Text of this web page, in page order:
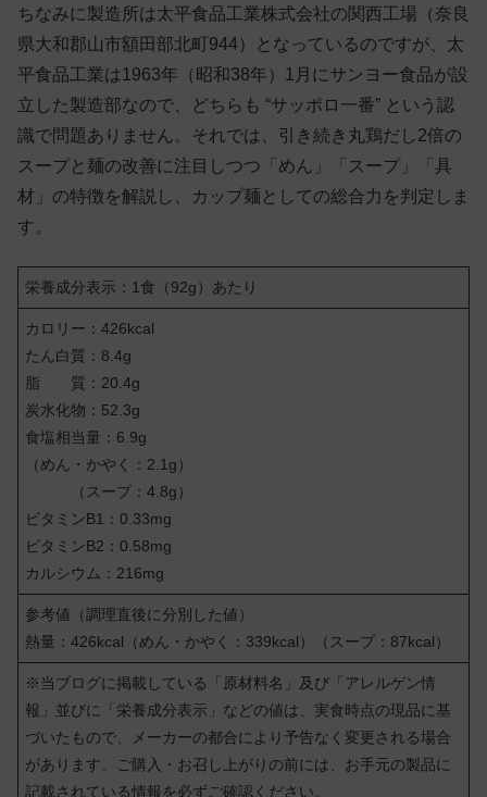
ちなみに製造所は太平食品工業株式会社の関西工場（奈良
県大和郡山市額田部北町944）となっているのですが、太
平食品工業は1963年（昭和38年）1月にサンヨー食品が設
立した製造部なので、どちらも “サッポロ一番” という認
識で問題ありません。それでは、引き続き丸鶏だし2倍の
スープと麺の改善に注目しつつ「めん」「スープ」「具
材」の特徴を解説し、カップ麺としての総合力を判定しま
す。
栄養成分表示：1食（92g）あたり
カロリー：426kcal
たん白質：8.4g
脂 質：20.4g
炭水化物：52.3g
食塩相当量：6.9g
（めん・かやく：2.1g）
（スープ：4.8g）
ビタミンB1：0.33mg
ビタミンB2：0.58mg
カルシウム：216mg
参考値（調理直後に分別した値）
熱量：426kcal（めん・かやく：339kcal）（スープ：87kcal）
※当ブログに掲載している「原材料名」及び「アレルゲン情
報」並びに「栄養成分表示」などの値は、実食時点の現品に基
づいたもので、メーカーの都合により予告なく変更される場合
があります。ご購入・お召し上がりの前には、お手元の製品に
記載されている情報を必ずご確認ください。